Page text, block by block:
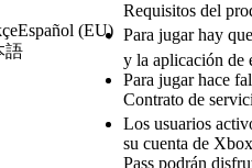
Español (EU)
語
Requisitos del
Para jugar hay
y la aplicación de
Para jugar hace
Contrato de
Los usuarios
su cuenta de
Pass podrán